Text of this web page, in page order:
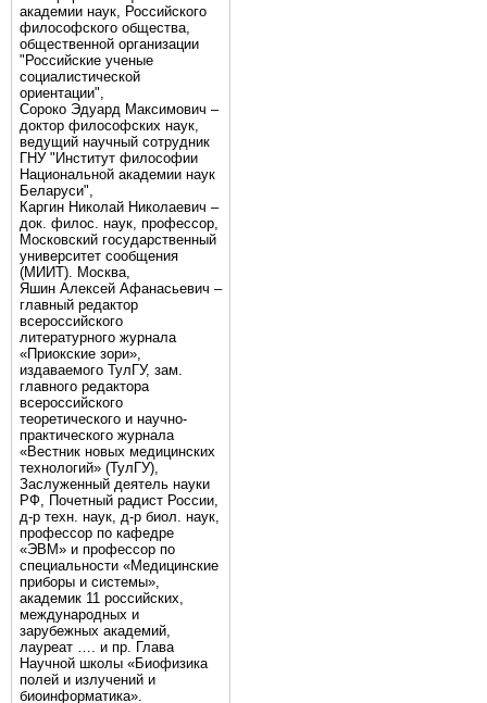
академии наук, Российского
философского общества,
общественной организации
"Российские ученые
социалистической
ориентации",
Сороко Эдуард Максимович –
доктор философских наук,
ведущий научный сотрудник
ГНУ "Институт философии
Национальной академии наук
Беларуси",
Каргин Николай Николаевич –
док. филос. наук, профессор,
Московский государственный
университет сообщения
(МИИТ). Москва,
Яшин Алексей Афанасьевич –
главный редактор
всероссийского
литературного журнала
«Приокские зори»,
издаваемого ТулГУ, зам.
главного редактора
всероссийского
теоретического и научно-
практического журнала
«Вестник новых медицинских
технологий» (ТулГУ),
Заслуженный деятель науки
РФ, Почетный радист России,
д-р техн. наук, д-р биол. наук,
профессор по кафедре
«ЭВМ» и профессор по
специальности «Медицинские
приборы и системы»,
академик 11 российских,
международных и
зарубежных академий,
лауреат …. и пр. Глава
Научной школы «Биофизика
полей и излучений и
биоинформатика».